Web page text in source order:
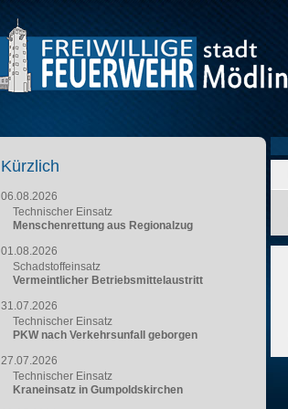
Kürzlich
06.08.2026
Technischer Einsatz
Menschenrettung aus Regionalzug
01.08.2026
Schadstoffeinsatz
Vermeintlicher Betriebsmittelaustritt
31.07.2026
Technischer Einsatz
PKW nach Verkehrsunfall geborgen
27.07.2026
Technischer Einsatz
Kraneinsatz in Gumpoldskirchen